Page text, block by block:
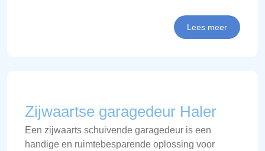
Lees meer
Zijwaartse garagedeur Haler
Een zijwaarts schuivende garagedeur is een
handige en ruimtebesparende oplossing voor